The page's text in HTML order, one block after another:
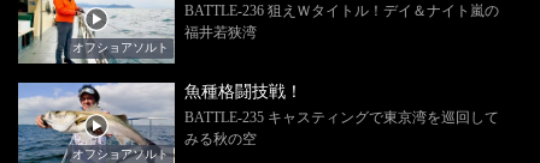
オフショアソルト
BATTLE-236 狙えＷタイトル！デイ＆ナイト嵐の
福井若狭湾
オフショアソルト
魚種格闘技戦！
BATTLE-235 キャスティングで東京湾を巡回して
みる秋の空